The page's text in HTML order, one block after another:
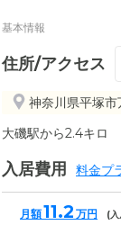
基本情報
住所/アクセス
神奈川県平塚市
大磯駅から2.4キロ
入居費用 料金プ
月額11.2 万円 (